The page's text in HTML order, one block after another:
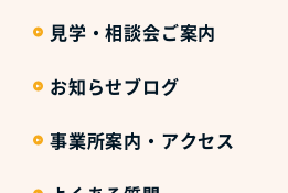
見学・相談会ご案内
お知らせブログ
事業所案内・アクセス